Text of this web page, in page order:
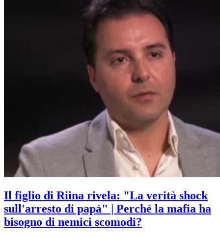
Il figlio di Riina rivela: "La verità shock
sull'arresto di papà" | Perché la mafia ha
bisogno di nemici scomodi?